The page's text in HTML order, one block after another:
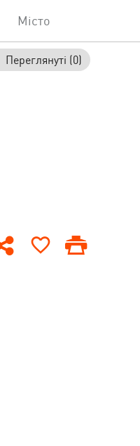
Місто
Переглянуті (0)